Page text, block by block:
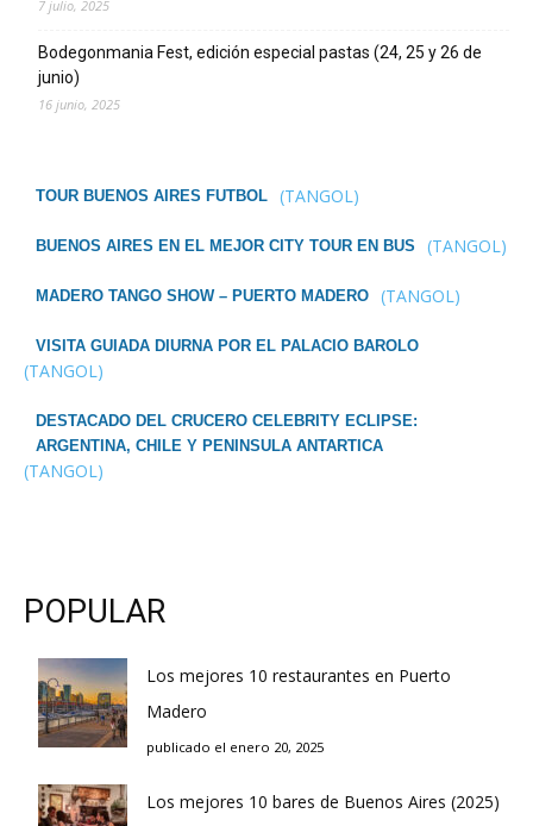
7 julio, 2025
Bodegonmania Fest, edición especial pastas (24, 25 y 26 de
junio)
16 junio, 2025
TOUR BUENOS AIRES FUTBOL (TANGOL)
BUENOS AIRES EN EL MEJOR CITY TOUR EN BUS (TANGOL)
MADERO TANGO SHOW – PUERTO MADERO (TANGOL)
VISITA GUIADA DIURNA POR EL PALACIO BAROLO
(TANGOL)
DESTACADO DEL CRUCERO CELEBRITY ECLIPSE:
ARGENTINA, CHILE Y PENINSULA ANTARTICA
(TANGOL)
POPULAR
Los mejores 10 restaurantes en Puerto
Madero
publicado el enero 20, 2025
Los mejores 10 bares de Buenos Aires (2025)